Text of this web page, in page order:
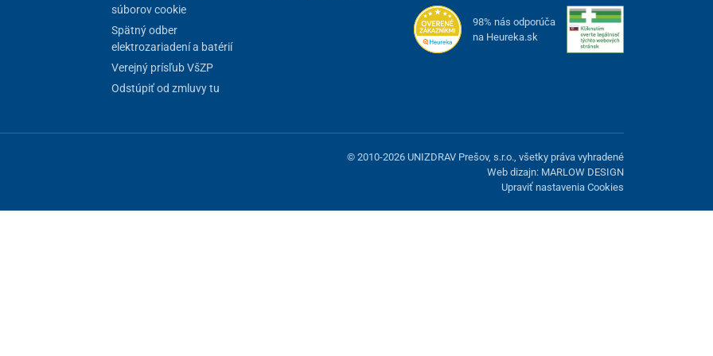
súborov cookie
Spätný odber
elektrozariadení a batérií
Verejný prísľub VšZP
Odstúpiť od zmluvy tu
98% nás odporúča
na Heureka.sk
© 2010-2026 UNIZDRAV Prešov, s.r.o., všetky práva vyhradené
Web dizajn: MARLOW DESIGN
Upraviť nastavenia Cookies